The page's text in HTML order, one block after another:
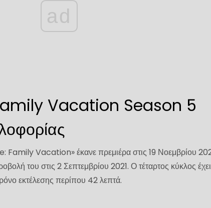
ad
Vacation Season 5
Vacation» έκανε πρεμιέρα στις 19 Νοεμβρίου
του στις 2 Σεπτεμβρίου 2021. Ο τέταρτος κύκλος
εκτέλεσης περίπου 42 λεπτά.